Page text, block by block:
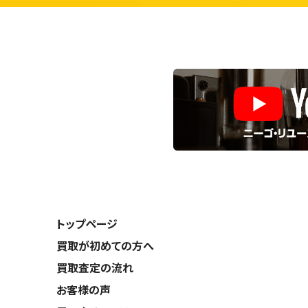
トップページ
買取が初めての方へ
買取査定の流れ
お客様の声